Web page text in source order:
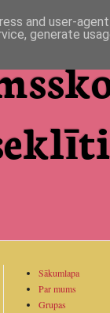
Sākumlapa
Par mums
Grupas
and user-agent
generate